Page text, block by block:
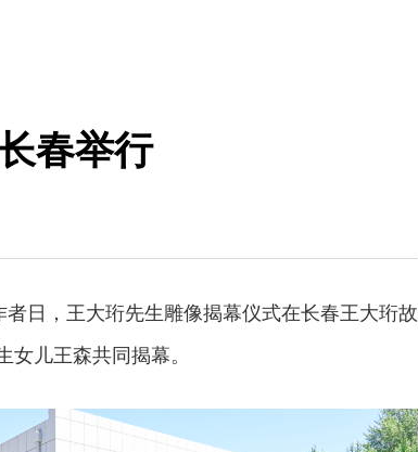
春举行
日，王大珩先生雕像揭幕仪式在长春王大珩故
儿王森共同揭幕。